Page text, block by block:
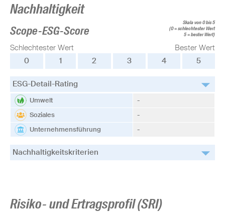
Nachhaltigkeit
Scope-ESG-Score
Skala von 0 bis 5
(0 = schlechtester Wert
5 = bester Wert)
Schlechtester Wert
Bester Wert
0
1 2 3 4 5
ESG-Detail-Rating
Umwelt
-
Soziales
-
Unternehmensführung
-
Nachhaltigkeitskriterien
Risiko- und Ertragsprofil (SRI)